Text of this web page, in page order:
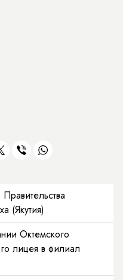
(Якутия)
Октемского
лицея в филиал